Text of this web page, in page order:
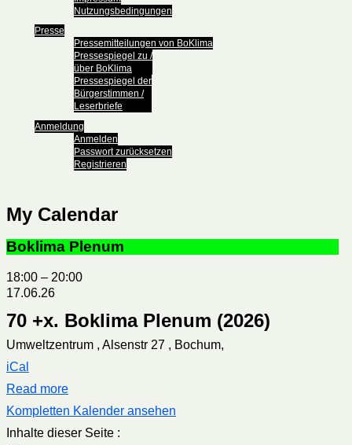
Nutzungsbedingungen
Presse
Pressemitteilungen von BoKlima
Pressespiegel zu /
über BoKlima
Pressespiegel der
Bürgerstimmen /
Leserbriefe
Anmeldung
Anmelden
Passwort zurücksetzen
Registrieren
My Calendar
Boklima Plenum
18:00 – 20:00
17.06.26
70 +x. Boklima Plenum (2026)
Umweltzentrum , Alsenstr 27 , Bochum,
iCal
Read more
Kompletten Kalender ansehen
Inhalte dieser Seite :